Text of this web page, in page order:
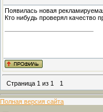
Появилась новая
Кто нибудь проверял качество
Страница 1 из 1 1
Полная версия сайта